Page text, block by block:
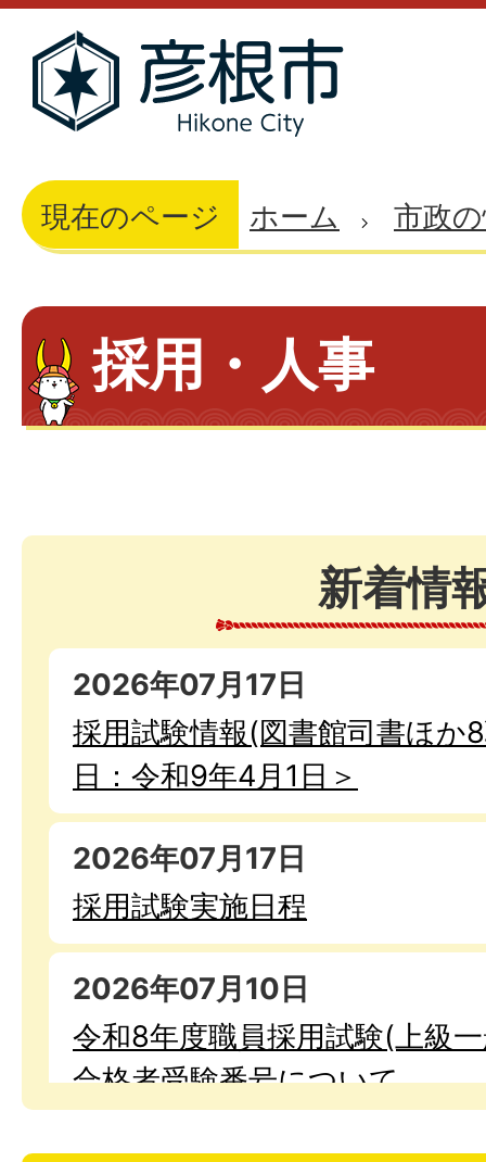
現在のページ ホーム 市政
採用・人事
新着情
2026年07月17日
採用試験情報(図書館司書ほか
日：令和9年4月1日＞
2026年07月17日
採用試験実施日程
2026年07月10日
令和8年度職員採用試験(上級
合格者受験番号について